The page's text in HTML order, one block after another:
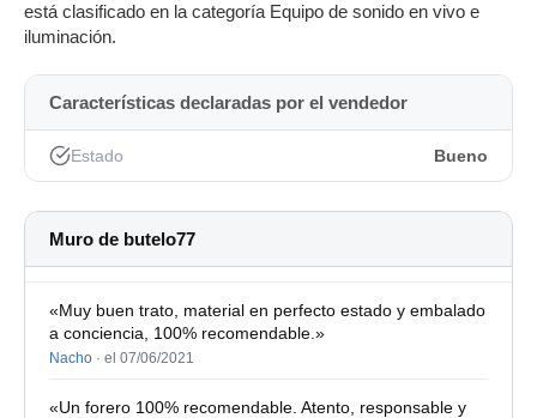
está clasificado en la categoría Equipo de sonido en vivo e
iluminación.
Características declaradas por el vendedor
Estado Bueno
Muro de butelo77
«Muy buen trato, material en perfecto estado y embalado
a conciencia, 100% recomendable.»
Nacho · el 07/06/2021
«Un forero 100% recomendable. Atento, responsable y